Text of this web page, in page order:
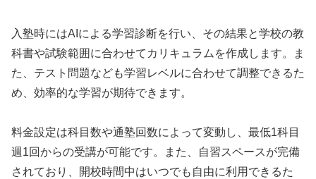
入塾時にはAIによる学習診断を行い、その結果と学校の教
科書や試験範囲に合わせてカリキュラムを作成します。ま
た、テスト問題なども学習レベルに合わせて調整できるた
め、効率的な学習が期待できます。
料金設定は科目数や通塾回数によって変動し、最低1科目
週1回からの受講が可能です。また、自習スペースが完備
されており、開校時間中はいつでも自由に利用できるた